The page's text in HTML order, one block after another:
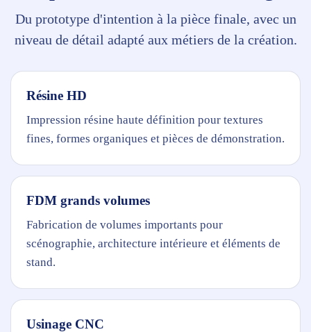
Du prototype d'intention à la pièce finale, avec un
niveau de détail adapté aux métiers de la création.
Résine HD
Impression résine haute définition pour textures
fines, formes organiques et pièces de démonstration.
FDM grands volumes
Fabrication de volumes importants pour
scénographie, architecture intérieure et éléments de
stand.
Usinage CNC